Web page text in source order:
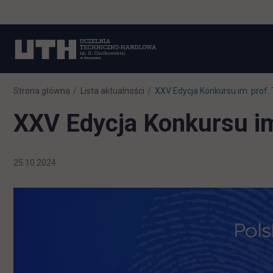
Strona główna Lista aktualności XXV Edycja Konkursu im.
XXV Edycja Konkursu
25.10.2024